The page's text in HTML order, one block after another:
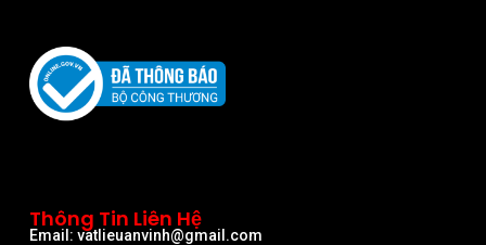
Thông Tin Liên Hệ
Email: vatlieuanvinh@gmail.com